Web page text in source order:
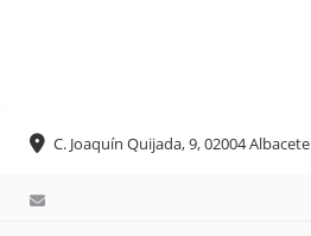
C. Joaquín Quijada, 9, 02004 Albacete